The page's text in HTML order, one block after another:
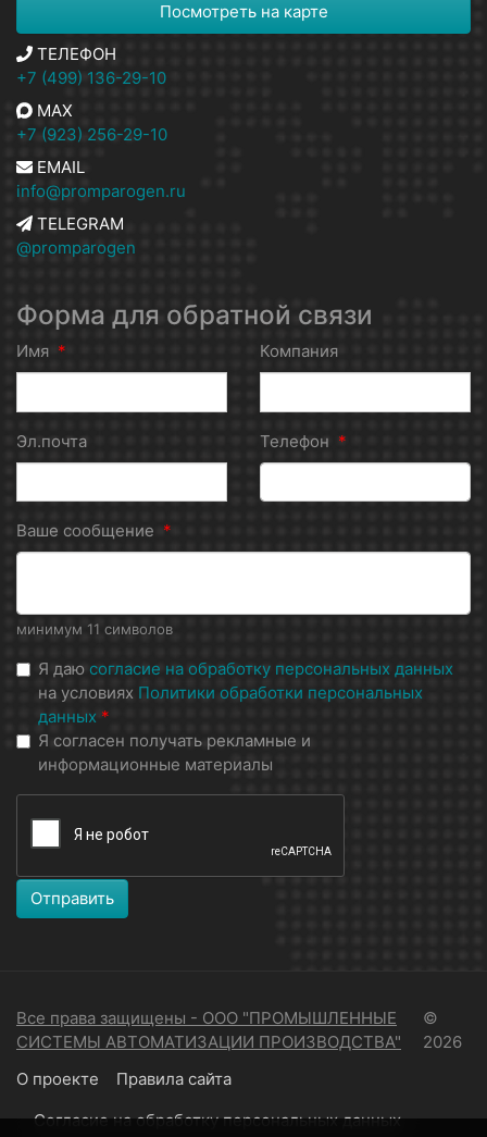
Посмотреть на карте
ТЕЛЕФОН
+7 (499) 136-29-10
MAX
+7 (923) 256-29-10
EMAIL
info@promparogen.ru
TELEGRAM
@promparogen
Форма для обратной связи
Имя * Компания
Эл.почта Телефон *
Ваше сообщение *
минимум 11 символов
Я даю согласие на обработку персональных данных
на условиях Политики обработки персональных
данных *
Я согласен получать рекламные и
информационные материалы
Отправить
Все права защищены - ООО "ПРОМЫШЛЕННЫЕ
СИСТЕМЫ АВТОМАТИЗАЦИИ ПРОИЗВОДСТВА"
©
2026
О проекте
Правила сайта
Согласие на обработку персональных данных